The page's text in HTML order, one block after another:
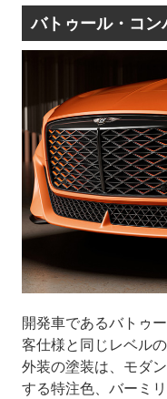
バトゥール・コ
開発車であるバトゥ
客仕様と同じレベル
外装の塗装は、モダ
する特注色、バーミ